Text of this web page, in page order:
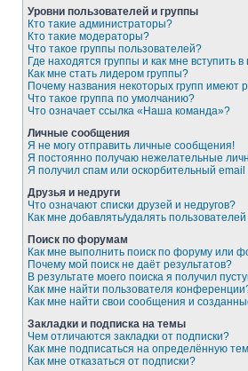
Уровни пользователей и группы
Кто такие администраторы?
Кто такие модераторы?
Что такое группы пользователей?
Где находятся группы и как мне вступить в
Как мне стать лидером группы?
Почему названия некоторых групп имеют
Что такое группа по умолчанию?
Что означает ссылка «Наша команда»?
Личные сообщения
Я не могу отправить личные сообщения!
Я постоянно получаю нежелательные
Я получил спам или оскорбительный email
Друзья и недруги
Что означают списки друзей и недругов?
Как мне добавлять/удалять
Поиск по форумам
Как мне выполнить поиск по форуму или
Почему мой поиск не даёт результатов?
В результате моего поиска я получил
Как мне найти пользователя
Как мне найти свои сообщения и
Закладки и подписка на темы
Чем отличаются закладки от подписки?
Как мне подписаться на определённую
Как мне отказаться от подписки?